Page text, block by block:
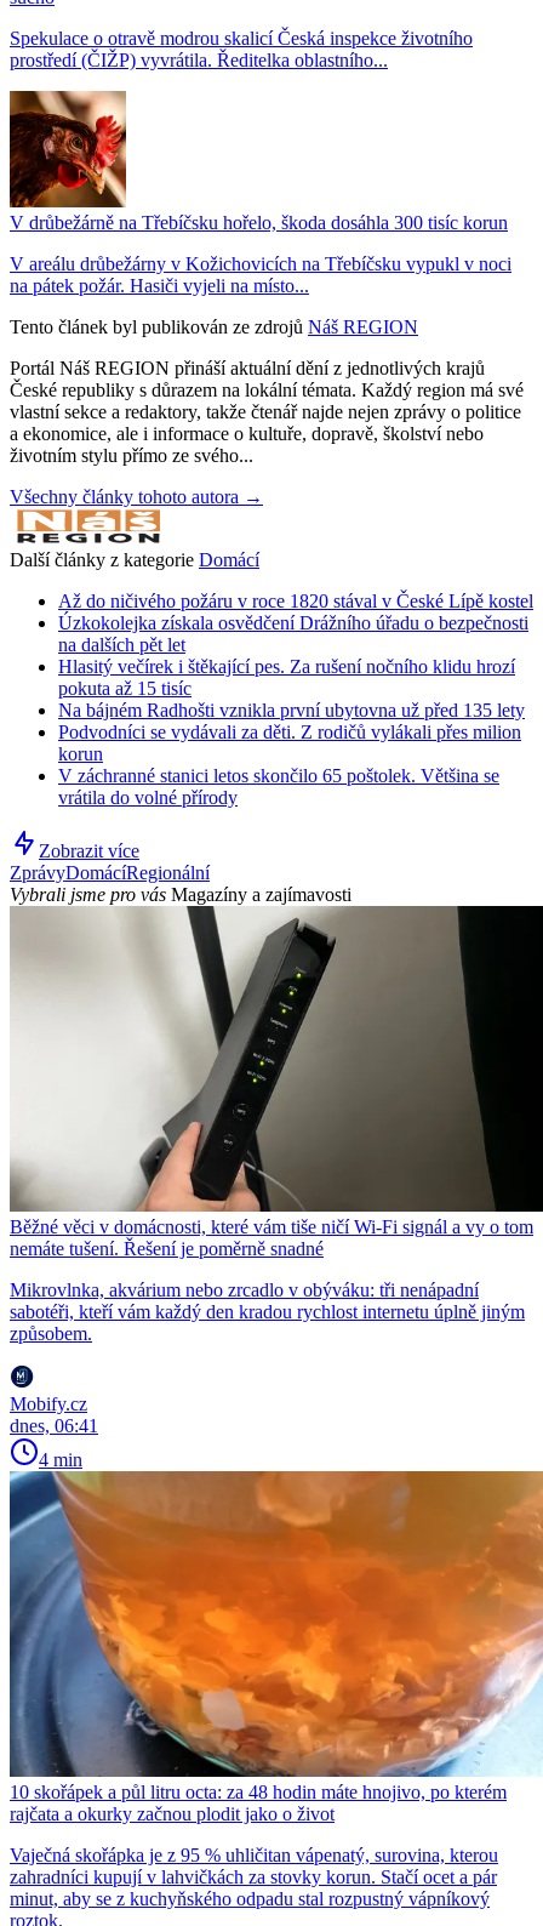
Spekulace o otravě modrou skalicí Česká inspekce životního
prostředí (ČIŽP) vyvrátila. Ředitelka oblastního...
V drůbežárně na Třebíčsku hořelo, škoda dosáhla 300 tisíc korun
V areálu drůbežárny v Kožichovicích na Třebíčsku vypukl v noci
na pátek požár. Hasiči vyjeli na místo...
Tento článek byl publikován ze zdrojů Náš REGION
Portál Náš REGION přináší aktuální dění z jednotlivých krajů
České republiky s důrazem na lokální témata. Každý region má své
vlastní sekce a redaktory, takže čtenář najde nejen zprávy o politice
a ekonomice, ale i informace o kultuře, dopravě, školství nebo
životním stylu přímo ze svého...
Všechny články tohoto autora →
Další články z kategorie Domácí
Až do ničivého požáru v roce 1820 stával v České Lípě kostel
Úzkokolejka získala osvědčení Drážního úřadu o bezpečnosti
na dalších pět let
Hlasitý večírek i štěkající pes. Za rušení nočního klidu hrozí
pokuta až 15 tisíc
Na bájném Radhošti vznikla první ubytovna už před 135 lety
Podvodníci se vydávali za děti. Z rodičů vylákali přes milion
korun
V záchranné stanici letos skončilo 65 poštolek. Většina se
vrátila do volné přírody
Zobrazit více
ZprávyDomácíRegionální
Vybrali jsme pro vás Magazíny a zajímavosti
Běžné věci v domácnosti, které vám tiše ničí Wi-Fi signál a vy o tom
nemáte tušení. Řešení je poměrně snadné
Mikrovlnka, akvárium nebo zrcadlo v obýváku: tři nenápadní
sabotéři, kteří vám každý den kradou rychlost internetu úplně jiným
způsobem.
Mobify.cz
dnes, 06:41
4 min
10 skořápek a půl litru octa: za 48 hodin máte hnojivo, po kterém
rajčata a okurky začnou plodit jako o život
Vaječná skořápka je z 95 % uhličitan vápenatý, surovina, kterou
zahradníci kupují v lahvičkách za stovky korun. Stačí ocet a pár
minut, aby se z kuchyňského odpadu stal rozpustný vápníkový
roztok.